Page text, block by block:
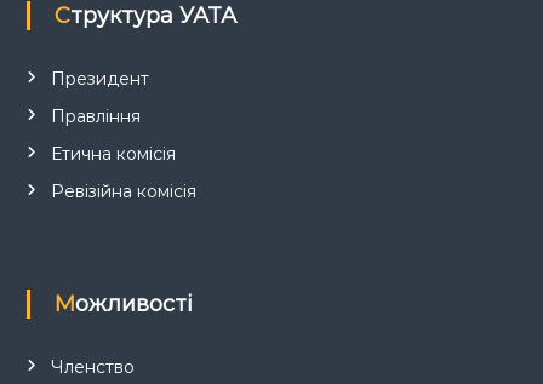
и
с
в
Структура УАТА
Президент
Правління
Етична комісія
Ревізійна комісія
Можливості
Членство